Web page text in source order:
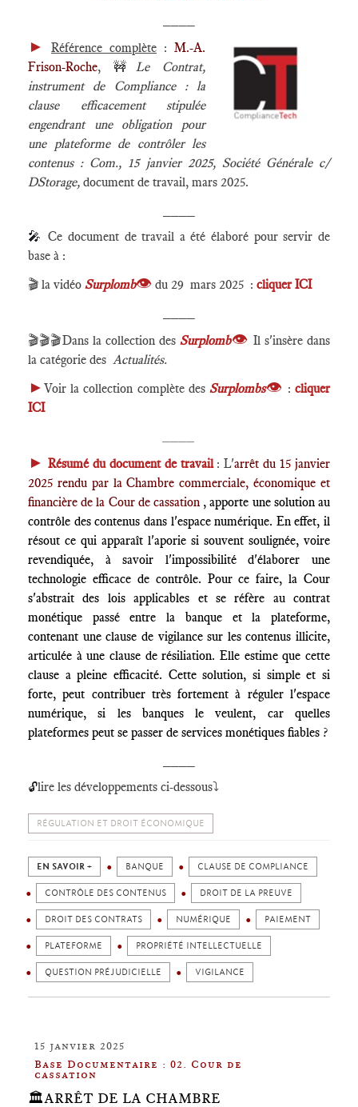
► Référence complète : M.-A.
Frison-Roche, 🚧 Le Contrat,
instrument de Compliance : la
clause efficacement stipulée
engendrant une obligation pour
une plateforme de contrôler les
contenus : Com., 15 janvier 2025, Société Générale c/
DStorage, document de travail, mars 2025.
🎤Ce document de travail a été élaboré pour servir de
base à :
🎬 la vidéo Surplomb👁 du 29 mars 2025 : cliquer ICI
🎬🎬🎬Dans la collection desSurplomb👁 Il s'insère dans
la catégorie des Actualités.
► Voir la collection complète des Surplombs👁 :cliquer
ICI
► Résumé du document de travail : L'arrêt du 15 janvier
2025 rendu par la Chambre commerciale, économique et
financière de la Cour de cassation , apporte une solution au
contrôle des contenus dans l'espace numérique. En effet, il
résout ce qui apparaît l'aporie si souvent soulignée, voire
revendiquée, à savoir l'impossibilité d'élaborer une
technologie efficace de contrôle. Pour ce faire, la Cour
s'abstrait des lois applicables et se réfère au contrat
monétique passé entre la banque et la plateforme,
contenant une clause de vigilance sur les contenus illicite,
articulée à une clause de résiliation. Elle estime que cette
clause a pleine efficacité. Cette solution, si simple et si
forte, peut contribuer très fortement à réguler l'espace
numérique, si les banques le veulent, car quelles
plateformes peut se passer de services monétiques fiables ?
🔓lire les développements ci-dessous⤵️
RÉGULATION ET DROIT ÉCONOMIQUE
EN SAVOIR + BANQUE CLAUSE DE COMPLIANCE
CONTRÔLE DES CONTENUS DROIT DE LA PREUVE
DROIT DES CONTRATS NUMÉRIQUE PAIEMENT
PLATEFORME PROPRIÉTÉ INTELLECTUELLE
QUESTION PRÉJUDICIELLE VIGILANCE
15 janvier 2025
Base Documentaire : 02. Cour de
cassation
🏛️ARRÊT DE LA CHAMBRE